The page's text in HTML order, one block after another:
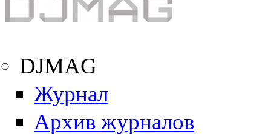
DJMAG
Журнал
Архив журналов